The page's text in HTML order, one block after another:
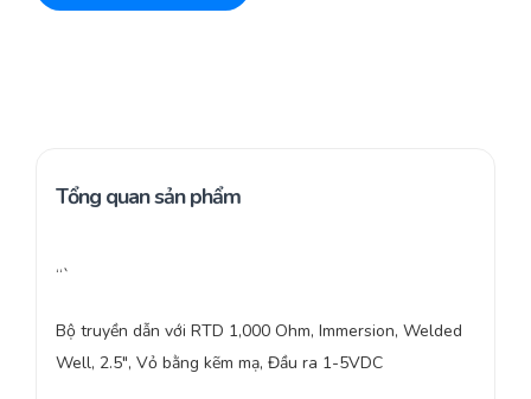
Tổng quan sản phẩm
“`
Bộ truyền dẫn với RTD 1,000 Ohm, Immersion, Welded
Well, 2.5″, Vỏ bằng kẽm mạ, Đầu ra 1-5VDC